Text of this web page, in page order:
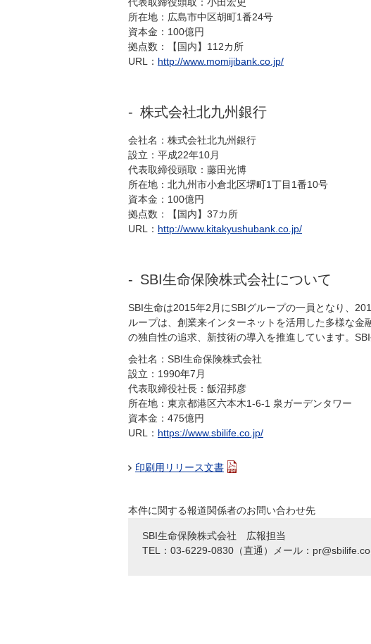
所在地：広島市中区胡町1番24号
資本金：100億円
拠点数：【国内】112カ所
URL： http://www.momijibank.co.jp/
株式会社北九州銀行
会社名：株式会社北九州銀行
設立：平成22年10月
代表取締役頭取：藤田光博
所在地：北九州市小倉北区堺町1丁目1番10号
資本金：100億円
拠点数：【国内】37カ所
URL： http://www.kitakyushubank.co.jp/
SBI生命保険株式会社について
SBI生命は2015年2月にSBIグループの一員となり、
ループは、創業来インターネットを活用した多様な
の独自性の追求、新技術の導入を推進しています。
会社名：SBI生命保険株式会社
設立：1990年7月
代表取締役社長：飯沼邦彦
所在地：東京都港区六本木1-6-1 泉ガーデンタワー
資本金：475億円
URL： https://www.sbilife.co.jp/
印刷用リリース文書
本件に関する報道関係者のお問い合わせ先
SBI生命保険株式会社 広報担当
TEL：03-6229-0830（直通）メール：